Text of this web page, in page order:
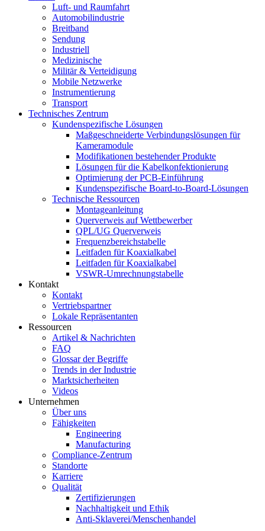
Luft- und Raumfahrt
Automobilindustrie
Breitband
Sendung
Industriell
Medizinische
Militär & Verteidigung
Mobile Netzwerke
Instrumentierung
Transport
Technisches Zentrum
Kundenspezifische Lösungen
Maßgeschneiderte Verbindungslösungen für
Kameramodule
Modifikationen bestehender Produkte
Lösungen für die Kabelkonfektionierung
Optimierung der PCB-Einführung
Kundenspezifische Board-to-Board-Lösungen
Technische Ressourcen
Montageanleitung
Querverweis auf Wettbewerber
QPL/UG Querverweis
Frequenzbereichstabelle
Leitfaden für Koaxialkabel
Leitfaden für Koaxialkabel
VSWR-Umrechnungstabelle
Kontakt
Kontakt
Vertriebspartner
Lokale Repräsentanten
Ressourcen
Artikel & Nachrichten
FAQ
Glossar der Begriffe
Trends in der Industrie
Marktsicherheiten
Videos
Unternehmen
Über uns
Fähigkeiten
Engineering
Manufacturing
Compliance-Zentrum
Standorte
Karriere
Qualität
Zertifizierungen
Nachhaltigkeit und Ethik
Anti-Sklaverei/Menschenhandel